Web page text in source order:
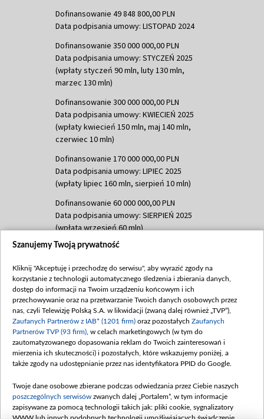
Dofinansowanie 49 848 800,00 PLN
Data podpisania umowy: LISTOPAD 2024
Dofinansowanie 350 000 000,00 PLN
Data podpisania umowy: STYCZEŃ 2025
(wpłaty styczeń 90 mln, luty 130 mln,
marzec 130 mln)
Dofinansowanie 300 000 000,00 PLN
Data podpisania umowy: KWIECIEŃ 2025
(wpłaty kwiecień 150 mln, maj 140 mln,
czerwiec 10 mln)
Dofinansowanie 170 000 000,00 PLN
Data podpisania umowy: LIPIEC 2025
(wpłaty lipiec 160 mln, sierpień 10 mln)
Dofinansowanie 60 000 000,00 PLN
Data podpisania umowy: SIERPIEŃ 2025
(wpłata wrzesień 60 mln)
Dofinansowanie 635 783 051,21 PLN
(wpłata wrzesień 100 mln, październik 350
mln, listopad 265 mln)
Dofinansowanie 48 862 000,00 PLN
Data podpisania umowy: GRUDZIEŃ 2025
(wpłata grudzień 60,548 mln)
Dofinansowanie 900 000 000,00 PLN
Data podpisania umowy: LUTY 2026 (wpłata
kwiecień 180 mln, 7 maja 180 mln, 8
czerwca 90 mln)
Dofinansowanie 250 000 000,00 PLN
Szanujemy Twoją prywatność
Kliknij "Akceptuję i przechodzę do serwisu", aby wyrazić zgody na
korzystanie z technologii automatycznego śledzenia i zbierania danych,
dostęp do informacji na Twoim urządzeniu końcowym i ich
przechowywanie oraz na przetwarzanie Twoich danych osobowych przez
nas, czyli Telewizję Polską S.A. w likwidacji (zwaną dalej również „TVP”),
Zaufanych Partnerów z IAB* (1201 firm) oraz pozostałych Zaufanych
Partnerów TVP (93 firm) , w celach marketingowych (w tym do
zautomatyzowanego dopasowania reklam do Twoich zainteresowań i
mierzenia ich skuteczności) i pozostałych, które wskazujemy poniżej, a
także zgody na udostępnianie przez nas identyfikatora PPID do Google.
Twoje dane osobowe zbierane podczas odwiedzania przez Ciebie naszych
poszczególnych serwisów zwanych dalej „Portalem”, w tym informacje
zapisywane za pomocą technologii takich jak: pliki cookie, sygnalizatory